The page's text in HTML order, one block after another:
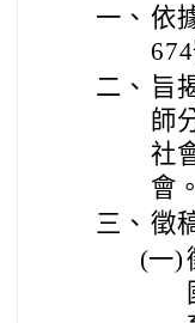
一、 依
二、 旨
師
社
會。
三、 徵
(一)